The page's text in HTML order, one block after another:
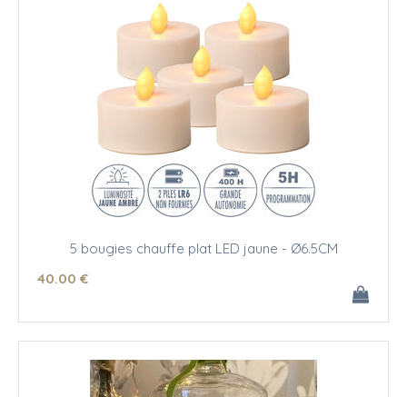
5 bougies chauffe plat LED jaune - Ø6.5CM
40.00 €